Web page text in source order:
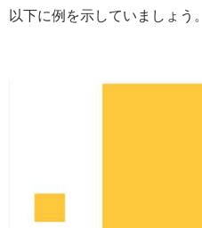
以下に例を示していましょう。